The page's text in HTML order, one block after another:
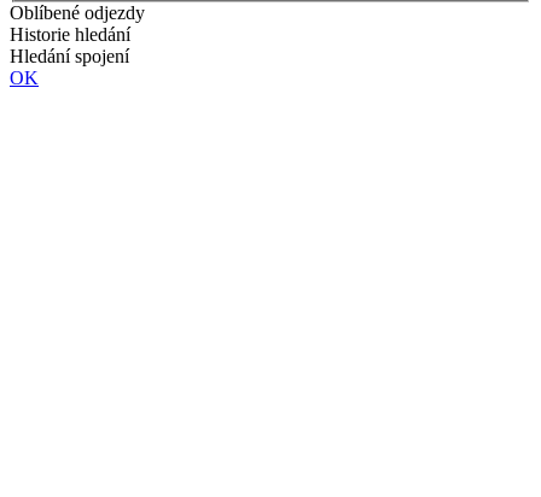
Oblíbené odjezdy
Historie hledání
Hledání spojení
OK